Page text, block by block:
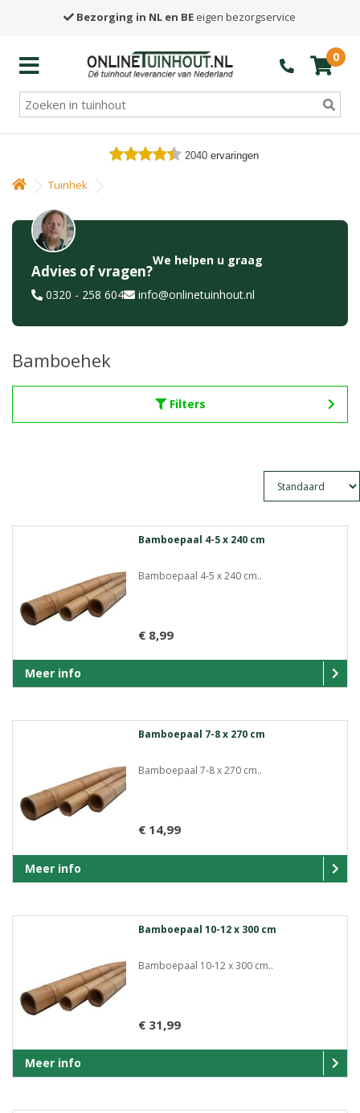
Bezorging in NL en BE eigen bezorgservice
0
2040 ervaringen
Tuinhek
Advies of vragen?
We helpen u graag
0320 - 258 604 info@onlinetuinhout.nl
Bamboehek
Filters
Bamboepaal 4-5 x 240 cm
Bamboepaal 4-5 x 240 cm..
€ 8,99
Meer info
Bamboepaal 7-8 x 270 cm
Bamboepaal 7-8 x 270 cm..
€ 14,99
Meer info
Bamboepaal 10-12 x 300 cm
Bamboepaal 10-12 x 300 cm..
€ 31,99
Meer info